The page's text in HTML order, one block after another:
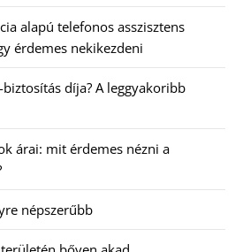
alapú telefonos asszisztens
érdemes nekikezdeni
díja? A leggyakoribb
árai: mit érdemes nézni a
népszerűbb